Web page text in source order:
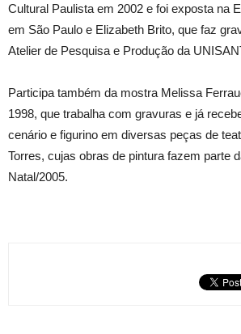
Cultural Paulista em 2002 e foi exposta na
em São Paulo e Elizabeth Brito, que faz
Atelier de Pesquisa e Produção da
Participa também da mostra Melissa
1998, que trabalha com gravuras e já
cenário e figurino em diversas peças de
Torres, cujas obras de pintura fazem parte
Natal/2005.